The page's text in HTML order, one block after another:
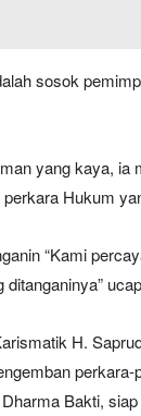
sosok
yang kaya,
Hukum
“Kami
H.
Bakti,